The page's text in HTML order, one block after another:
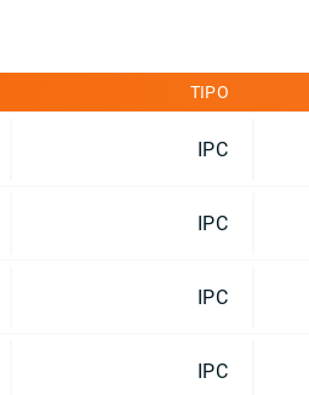
TIPO
IPC
IPC
IPC
IPC